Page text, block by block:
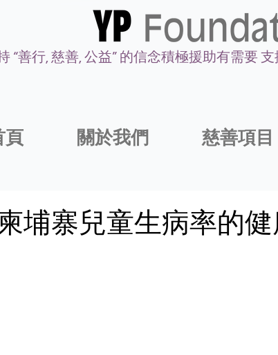
“善行, 慈善, 公益” 的信念積極援助有需要
頁 關於我們 慈善項目
埔寨兒童生病率的